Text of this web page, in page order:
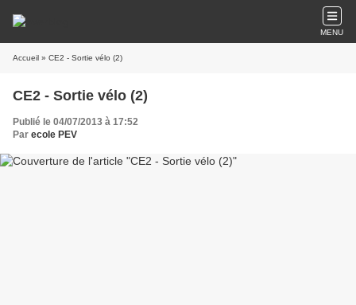
MENU
Accueil » CE2 - Sortie vélo (2)
CE2 - Sortie vélo (2)
Publié le 04/07/2013 à 17:52
Par ecole PEV